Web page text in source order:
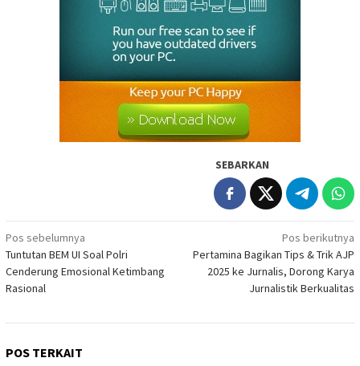
SEBARKAN
Navigasi
pos
Pos sebelumnya
Tuntutan BEM UI Soal Polri
Cenderung Emosional Ketimbang
Rasional
Pos berikutnya
Pertamina Bagikan Tips & Trik AJP
2025 ke Jurnalis, Dorong Karya
Jurnalistik Berkualitas
POS TERKAIT